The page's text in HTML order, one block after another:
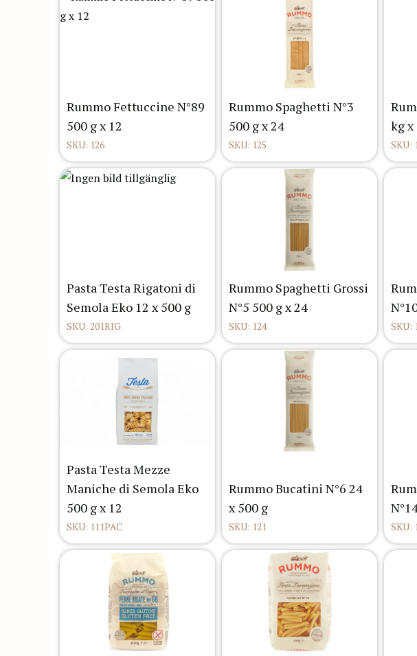
Rummo Fettuccine N°89
500 g x 12
SKU: 126
Rummo Spaghetti N°3
500 g x 24
SKU: 125
kg x
SKU:
Pasta Testa Rigatoni di
Semola Eko 12 x 500 g
SKU: 201RIG
Rummo Spaghetti Grossi
N°5 500 g x 24
SKU: 124 SKU:
Pasta Testa Mezze
Maniche di Semola Eko
500 g x 12
SKU: 111PAC
Rummo Bucatini N°6 24
x 500 g
SKU: 121 SKU: